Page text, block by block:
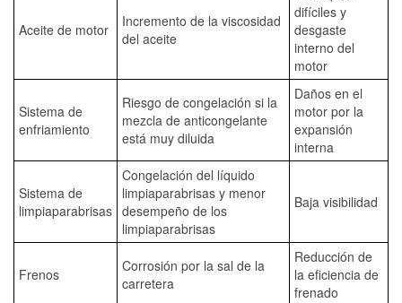
Aceite de motor
Incremento de la viscosidad
del aceite
difíciles y
desgaste
interno del
motor
Sistema de
enfriamiento
Riesgo de congelación si la
mezcla de anticongelante
está muy diluida
Daños en el
motor por la
expansión
interna
Sistema de
limpiaparabrisas
Congelación del líquido
limpiaparabrisas y menor
desempeño de los
limpiaparabrisas
Baja visibilidad
Frenos
Corrosión por la sal de la
carretera
Reducción de
la eficiencia de
frenado